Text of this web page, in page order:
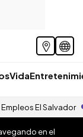
Vida
Empleos El Salvador
en el